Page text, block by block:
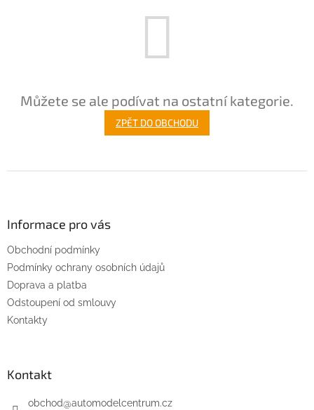
Můžete se ale podívat na ostatní kategorie.
ZPĚT DO OBCHODU
Informace pro vás
Obchodní podmínky
Podmínky ochrany osobních údajů
Doprava a platba
Odstoupení od smlouvy
Kontakty
Kontakt
obchod@automodelcentrum.cz